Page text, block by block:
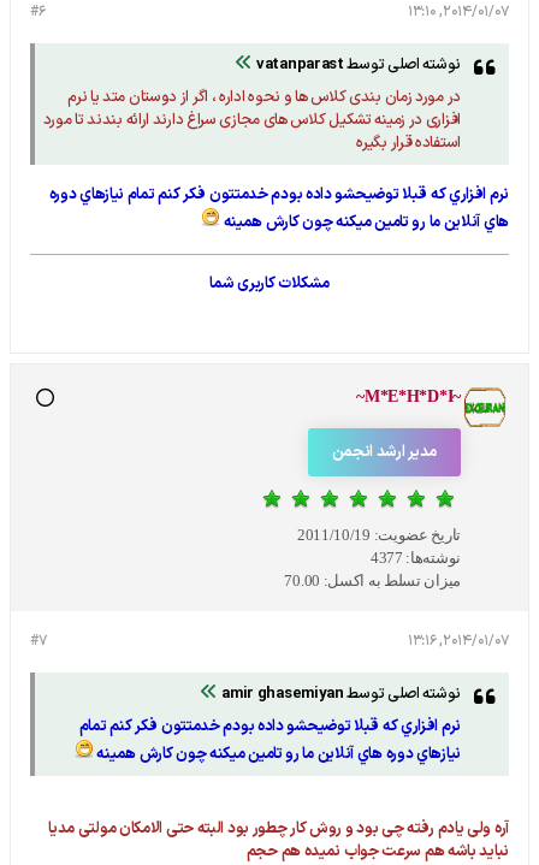
#6 2014/01/07, 13:10
نوشته اصلی توسطvatanparast
در مورد زمان بندی کلاس ها و نحوه اداره ، اگر از دوستان متد یا نرم
افزاری در زمینه تشکیل کلاس های مجازی سراغ دارند ارائه بندند تا مورد
استفاده قرار بگیره
نرم افزاري كه قبلا توضيحشو داده بودم خدمتتون فكر كنم تمام نيازهاي دوره
هاي آنلاين ما رو تامين ميكنه چون كارش همينه
مشکلات کاربری شما
~M*E*H*D*I~
مدیر ارشد انجمن
تاریخ عضویت: 2011/10/19
نوشته‌ها: 4377
میزان تسلط به اکسل: 70.00
#7 2014/01/07, 13:16
نوشته اصلی توسطamir ghasemiyan
نرم افزاري كه قبلا توضيحشو داده بودم خدمتتون فكر كنم تمام
نيازهاي دوره هاي آنلاين ما رو تامين ميكنه چون كارش همينه
آره ولی یادم رفته چی بود و روش کار چطور بود البته حتی الامکان مولتی مدیا
نباید باشه هم سرعت جواب نمیده هم حجم